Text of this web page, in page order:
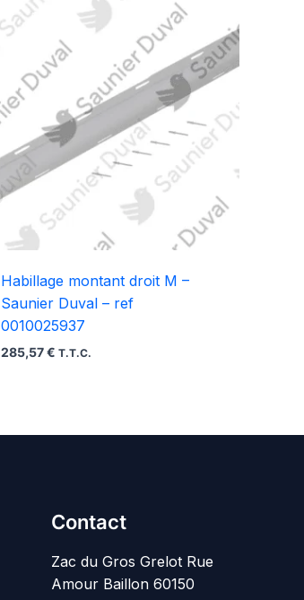
Habillage montant droit M –
Saunier Duval – ref
0010025937
285,57€ T.T.C.
Contact
Zac du Gros Grelot Rue
Amour Baillon 60150